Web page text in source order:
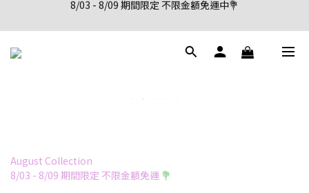
新會員註冊首購享95折優惠
新會員註冊首購享95折優惠
August Collection
8/03 - 8/09 期間限定 不限金額免運 💐